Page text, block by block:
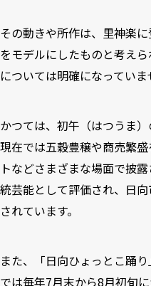
その動きや所作は、里神楽
をモデルにしたものと考え
については明確になっていま
かつては、初午（はつうま
現在では五穀豊穣や商売繁
トなどさまざまな場面で披
統芸能として評価され、日
されています。
また、「日向ひょっとこ踊
では毎年7月末から8月初旬